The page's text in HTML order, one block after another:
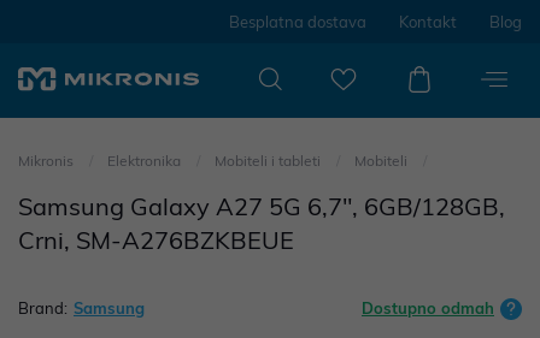
Besplatna dostava Kontakt Blog
Mikronis Elektronika Mobiteli i tableti Mobiteli
Samsung Galaxy A27 5G 6,7", 6GB/128GB,
Crni, SM-A276BZKBEUE
Brand: Samsung Dostupno odmah